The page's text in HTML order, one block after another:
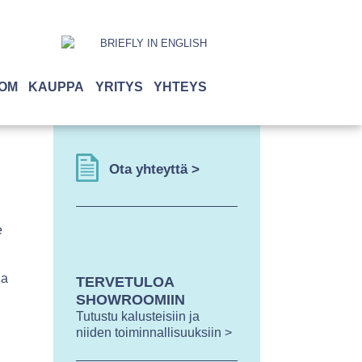
BRIEFLY IN ENGLISH
KAUPPA YRITYS YHTEYS
Ota yhteyttä >
TERVETULOA
SHOWROOMIIN
Tutustu kalusteisiin ja
niiden toiminnallisuuksiin >